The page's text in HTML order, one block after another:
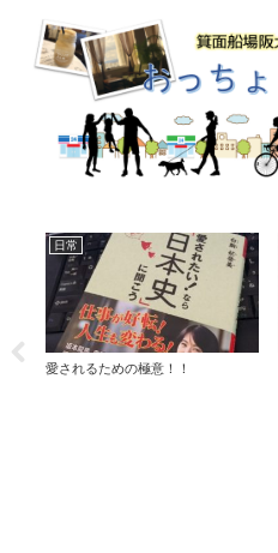
食べ物
話題のルマンドアイスと可愛いミ●